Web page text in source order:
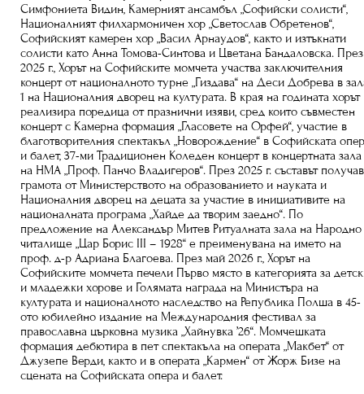
Симфониета Видин, Камерният ансамбъл „Софийски солисти“,
Националният филхармоничен хор „Светослав Обретенов“,
Софийският камерен хор „Васил Арнаудов“, както и изтъкнати
солисти като Анна Томова-Синтова и Цветана Бандаловска. През
2025 г., Хорът на Софийските момчета участва заключителния
концерт от националното турне „Гиздава“ на Деси Добрева в
1 на Националния дворец на културата. В края на годината хорът
реализира поредица от празнични изяви, сред които съвместен
концерт с Камерна формация „Гласовете на Орфей“, участие в
благотворителния спектакъл „Новорождение“ в Софийската
и балет, 37-ми Традиционен Коледен концерт в концертната зала
на НМА „Проф. Панчо Владигеров“. През 2025 г. съставът
грамота от Министерството на образованието и науката и
Националния дворец на децата за участие в инициативите на
националната програма „Хайде да творим заедно“. По
предложение на Александър Митев Ритуалната зала на Народно
читалище „Цар Борис III – 1928“ е преименувана на името на
проф. д-р Адриана Благоева. През май 2026 г., Хорът на
Софийските момчета печели Първо място в категорията за
и младежки хорове и Голямата награда на Министъра на
културата и националното наследство на Република Полша в 45-
ото юбилейно издание на Международния фестивал за
православна църковна музика „Хайнувка ’26“. Момчешката
формация дебютира в пет спектакъла на операта „Макбет“ от
Джузепе Верди, както и в операта „Кармен“ от Жорж Бизе на
сцената на Софийската опера и балет.